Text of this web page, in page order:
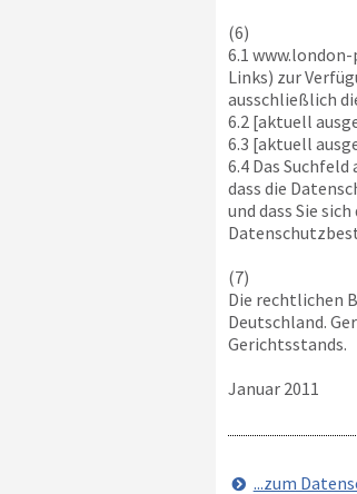
(6)
6.1 www.london-
Links) zur
ausschließlich
6.2 [aktuell
6.3 [aktuell
6.4 Das
dass die
und dass Sie
(7)
Die rechtlichen
Deutschland.
Gerichtsstands.
Januar 2011
...zum